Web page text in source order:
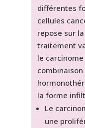
différentes
cellules
repose sur
traitement
le
la forme
Le
une